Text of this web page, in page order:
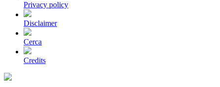
Privacy policy
Disclaimer
Cerca
Credits